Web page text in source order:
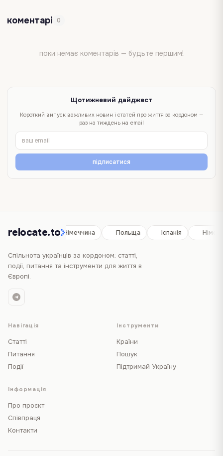
коментарі 0
поки немає коментарів — будьте першим!
Щотижневий дайджест
Короткий випуск важливих новин і статей про життя за кордоном —
раз на тиждень на email
підписатися
relocate.to
Іспанія Німеччина Польща Іспанія
Спільнота українців за кордоном: статті,
події, питання та інструменти для життя в
Європі.
Навігація
Статті
Питання
Події
Інструменти
Країни
Пошук
Підтримай Україну
Інформація
Про проєкт
Співпраця
Контакти